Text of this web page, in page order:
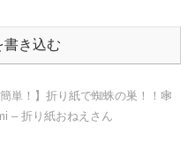
書き込む
簡単！】折り紙で蜘蛛の巣！！🕸
– 折り紙おねえさん